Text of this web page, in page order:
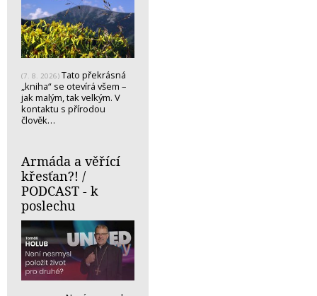
(7. 8. 2026) Tato překrásná
„kniha“ se otevírá všem –
jak malým, tak velkým. V
kontaktu s přírodou
člověk…
Armáda a věřící
křesťan?! /
PODCAST - k
poslechu